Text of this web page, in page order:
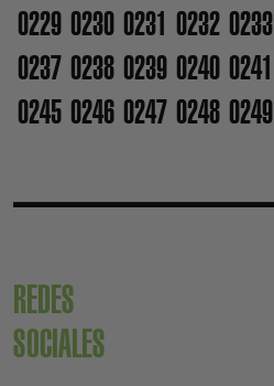
0229 0230 0231 0232 0233
0237 0238 0239 0240 0241
0245 0246 0247 0248 0249
REDES
SOCIALES